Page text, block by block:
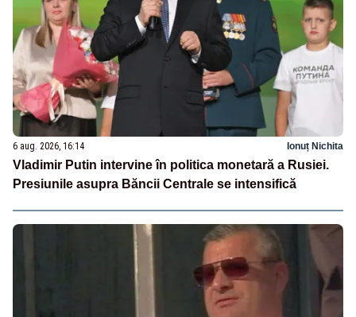
6 aug. 2026, 16:14 Ionuț Nichita
Vladimir Putin intervine în politica monetară a Rusiei.
Presiunile asupra Băncii Centrale se intensifică